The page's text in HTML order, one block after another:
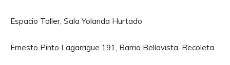
Espacio Taller, Sala Yolanda Hurtado
Ernesto Pinto Lagarrigue 191, Barrio Bellavista, Recoleta.